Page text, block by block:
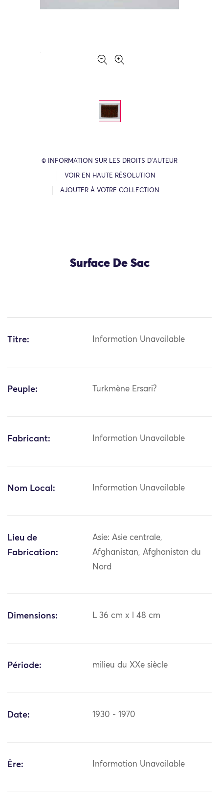
© INFORMATION SUR LES DROITS D’AUTEUR
VOIR EN HAUTE RÉSOLUTION
AJOUTER À VOTRE COLLECTION
Surface De Sac
Titre: Information Unavailable
Peuple: Turkmène Ersari?
Fabricant: Information Unavailable
Nom Local: Information Unavailable
Lieu de
Fabrication:
Asie: Asie centrale,
Afghanistan, Afghanistan du
Nord
Dimensions: L 36 cm x l 48 cm
Période: milieu du XXe siècle
Date: 1930 - 1970
Ère: Information Unavailable